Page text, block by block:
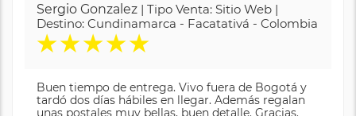
Sergio Gonzalez | Tipo Venta: Sitio Web |
Destino: Cundinamarca - Facatativá - Colombia
★★★★★
Buen tiempo de entrega. Vivo fuera de Bogotá y
tardó dos días hábiles en llegar. Además regalan
unas postales muy bellas, buen detalle. Gracias.